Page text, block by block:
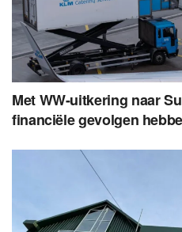
Met WW-uitkering naar
financiële gevolgen